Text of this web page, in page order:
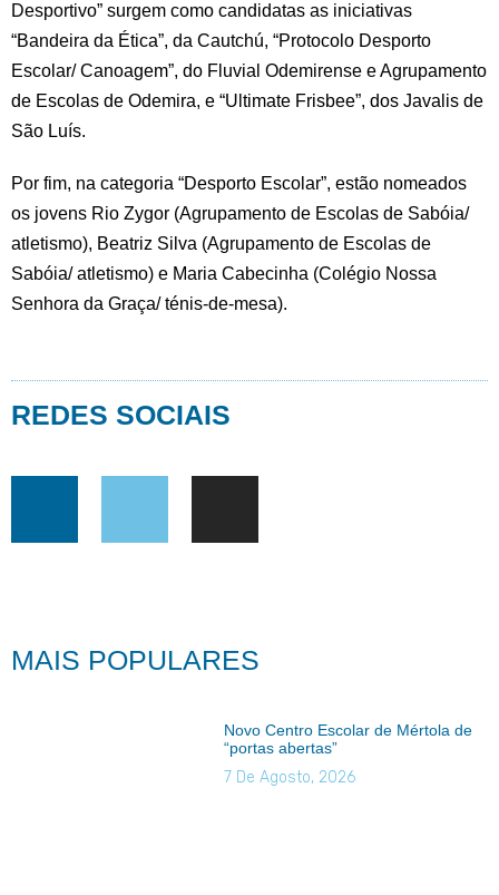
Desportivo” surgem como candidatas as iniciativas
“Bandeira da Ética”, da Cautchú, “Protocolo Desporto
Escolar/ Canoagem”, do Fluvial Odemirense e Agrupamento
de Escolas de Odemira, e “Ultimate Frisbee”, dos Javalis de
São Luís.
Por fim, na categoria “Desporto Escolar”, estão nomeados
os jovens Rio Zygor (Agrupamento de Escolas de Sabóia/
atletismo), Beatriz Silva (Agrupamento de Escolas de
Sabóia/ atletismo) e Maria Cabecinha (Colégio Nossa
Senhora da Graça/ ténis-de-mesa).
REDES SOCIAIS
MAIS POPULARES
Novo Centro Escolar de Mértola de
“portas abertas”
7 De Agosto, 2026